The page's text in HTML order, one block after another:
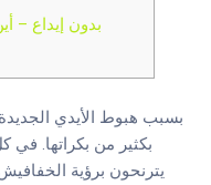
بدون إيداع –
بسبب هبوط الأيدي
بكثير من بكراتها.
يترنحون برؤية